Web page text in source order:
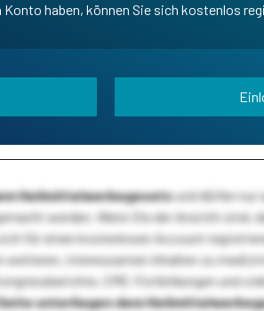
Konto haben, können Sie sich kostenlos
Heilmittelwerbegesetzund dürfen nur
werden. Wenn Sie der Ansicht sind,
für einen kostenlosen Account
weiteren, interessanten Inhalten zu
CME-Fortbildungen und
unterliegen dem